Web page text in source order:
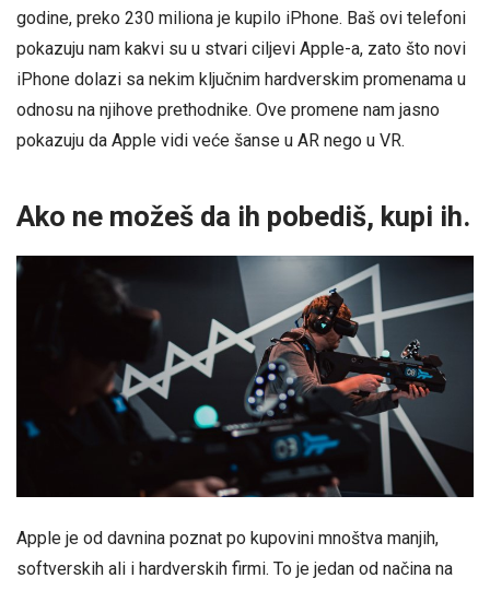
godine, preko 230 miliona je kupilo iPhone. Baš ovi telefoni
pokazuju nam kakvi su u stvari ciljevi Apple-a, zato što novi
iPhone dolazi sa nekim ključnim hardverskim promenama u
odnosu na njihove prethodnike. Ove promene nam jasno
pokazuju da Apple vidi veće šanse u AR nego u VR.
Ako ne možeš da ih pobediš, kupi ih.
Apple je od davnina poznat po kupovini mnoštva manjih,
softverskih ali i hardverskih firmi. To je jedan od načina na